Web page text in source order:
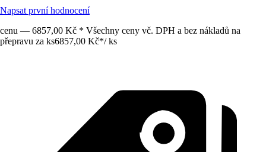
Napsat první hodnocení
cenu — 6857,00 Kč * Všechny ceny vč. DPH a bez nákladů na
přepravu za ks6857,00 Kč*/ ks